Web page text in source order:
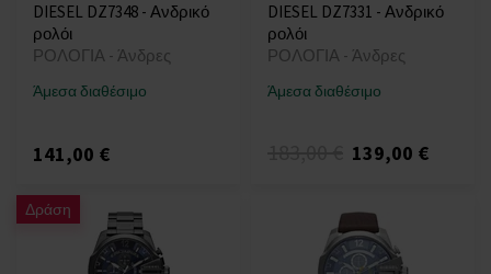
DIESEL DZ7348 - Ανδρικό
ρολόι
ΡΟΛΟΓΙΑ - Άνδρες
Άμεσα διαθέσιμο
141,00 €
DIESEL DZ7331 - Ανδρικό
ρολόι
ΡΟΛΟΓΙΑ - Άνδρες
Άμεσα διαθέσιμο
139,00 €
Δράση